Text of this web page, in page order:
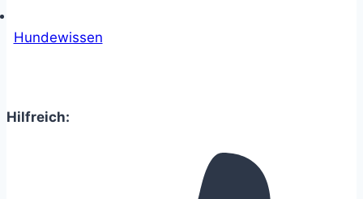
Hundewissen
Hilfreich: